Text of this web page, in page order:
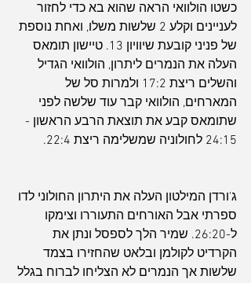
כשטו הולוואי הראה שהוא בא כדי לחזור
לעניינים וקלע 2 שלשות משלו, ואחת נוספת
של פניני קובעת שיוויון 13. טיישון תומאס
העלה את הנמרים ליתרון, הולוואי הגדיל
והשלים ריצת 17:2 ולמרות סל של
המארחים, הולוואי קבר עוד שלשה לפני
שתומאס קבע את תוצאת הרבע הראשון -
24:15 לחולוניה שמשלימה ריצת 22:4.
ג'ורדן המילטון העלה את היתרון החולוני לדו
ספרתי אבל האורחים התעוררו וצימקו
ל-26:20. שמיר הלך לספסל ונתן את
הקרדיט לקולמן ובלאט שהחזירו בצמד
שלשות אך הנמרים לא הצליחו לברוח בגלל